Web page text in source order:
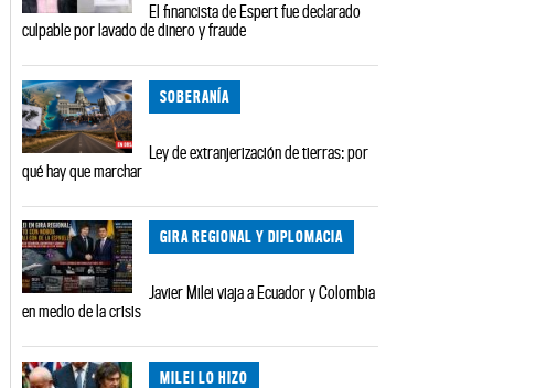
El financista de Espert fue declarado
culpable por lavado de dinero y fraude
SOBERANÍA
Ley de extranjerización de tierras: por
qué hay que marchar
GIRA REGIONAL Y DIPLOMACIA
Javier Milei viaja a Ecuador y Colombia
en medio de la crisis
MILEI LO HIZO